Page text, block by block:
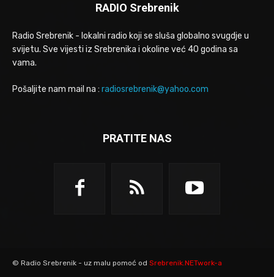
RADIO Srebrenik
Radio Srebrenik - lokalni radio koji se sluša globalno svugdje u
svijetu. Sve vijesti iz Srebrenika i okoline već 40 godina sa
vama.
Pošaljite nam mail na : radiosrebrenik@yahoo.com
PRATITE NAS
© Radio Srebrenik - uz malu pomoć od Srebrenik.NETwork-a